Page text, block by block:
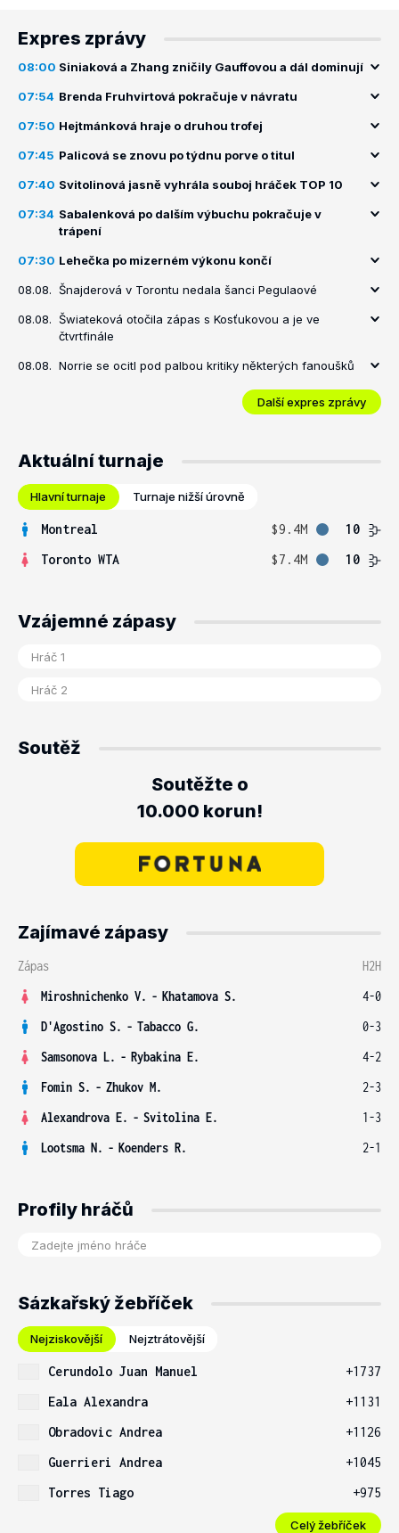
Expres zprávy
08:00 Siniaková a Zhang zničily Gauffovou a dál dominují
07:54 Brenda Fruhvirtová pokračuje v návratu
07:50 Hejtmánková hraje o druhou trofej
07:45 Palicová se znovu po týdnu porve o titul
07:40 Svitolinová jasně vyhrála souboj hráček TOP 10
07:34 Sabalenková po dalším výbuchu pokračuje v
trápení
07:30 Lehečka po mizerném výkonu končí
08.08. Šnajderová v Torontu nedala šanci Pegulaové
08.08. Šwiateková otočila zápas s Kosťukovou a je ve
čtvrtfinále
08.08. Norrie se ocitl pod palbou kritiky některých fanoušků
Další expres zprávy
Aktuální turnaje
Hlavní turnaje Turnaje nižší úrovně
Montreal $9.4M
10
Toronto WTA
$7.4M 10
Vzájemné zápasy
Soutěž
Soutěžte o
10.000 korun!
Zajímavé zápasy
Zápas
H2H
Miroshnichenko V. - Khatamova S.
4-0
D'Agostino S. - Tabacco G.
0-3
Samsonova L. - Rybakina E.
4-2
Fomin S. - Zhukov M.
2-3
Alexandrova E. - Svitolina E.
1-3
Lootsma N. - Koenders R. 2-1
Profily hráčů
Sázkařský žebříček
Nejziskovější Nejztrátovější
Cerundolo Juan Manuel
+1737
Eala Alexandra
+1131
Obradovic Andrea
+1126
Guerrieri Andrea
+1045
Torres Tiago
+975
Celý žebříček